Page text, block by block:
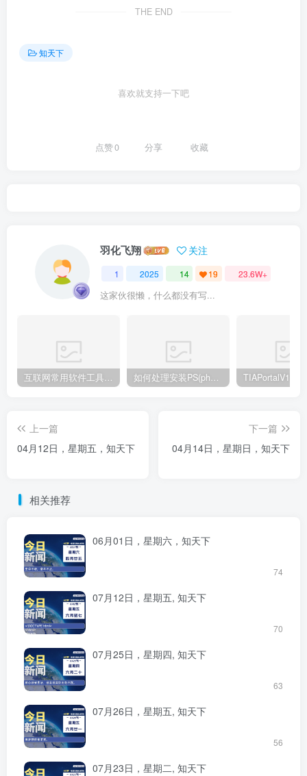
THE END
知天下
喜欢就支持一下吧
点赞0 分享 收藏
羽化飞翔 关注
1 2025 14 19 23.6W+
这家伙很懒，什么都没有写...
互联网常用软件工具资源汇总贴 如何处理安装PS(photoshop cc2018) 时，提示系统或者IE浏览器需要升级
上一篇
04月12日，星期五，知天下
下一篇
04月14日，星期日，知天下
相关推荐
06月01日，星期六，知天下
74
07月12日，星期五, 知天下
70
07月25日，星期四, 知天下
63
07月26日，星期五, 知天下
56
07月23日，星期二, 知天下